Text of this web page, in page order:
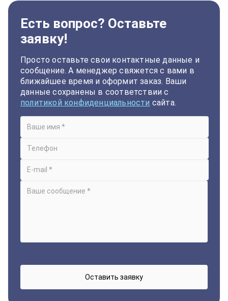
Есть вопрос? Оставьте
заявку!
Просто оставьте свои контактные данные и
сообщение. А менеджер свяжется с вами в
ближайшее время и оформит заказ. Ваши
данные сохранены в соответствии с
политикой конфиденциальности сайта.